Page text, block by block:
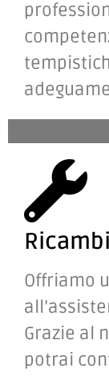
grado di
operare
Offriamo